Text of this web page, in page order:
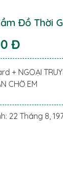
Đồ Thời
Đ
+ NGOẠI
CHỜ EM
22 Tháng 8,